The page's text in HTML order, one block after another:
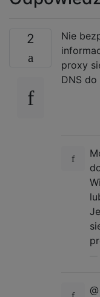
2
Nie
proxy
DNS